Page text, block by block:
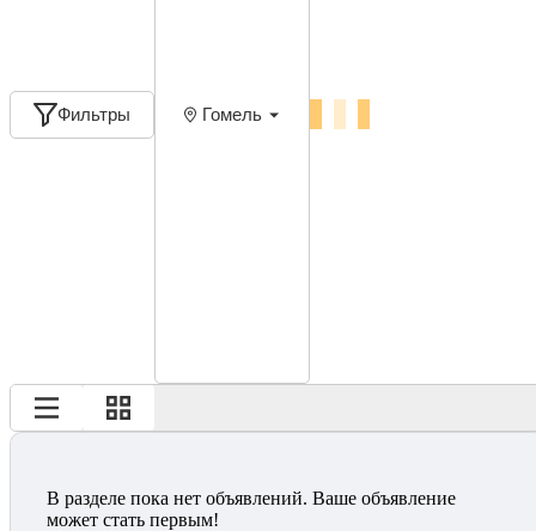
Фильтры Гомель
В разделе пока нет объявлений. Ваше объявление
может стать первым!